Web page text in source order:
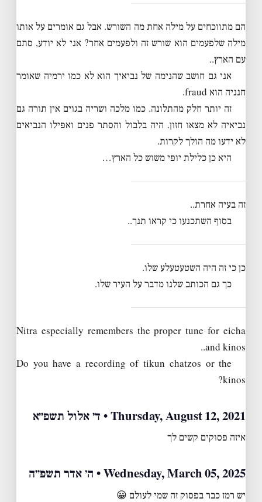
הם מתווכחים על מילה אחת מה השורש. אבל גם אומרים על אותו
מילה שלפעמים הוא שורש זה ולפעמים אחר? אני לא יודע, סתם
עם הארץ..
אני גם חושב שהנימה של נביאיך הוא לא כמו ירמיה שאומר
חנניה הוא fraud.
זה יותר חלק מהתלונה. כמו מלכה ושריה בגוים אין תורה גם
נביאיה לא מצאו חזון. היה בלבול והסתר פנים ואפילו הנביאים
לא ידעו מה הולך לקרות.
היא כן כלילת יופי משוש כל הארץ…
זה בעיה אחרת..
בסוף השתכנעו כי קראו תנך..
כן כי זה היה השטעטעלע שלו.
כך גם הכותב שלנו מדבר על העיר שלו.
Nitra especially remembers the proper tune for eicha
and kinos..
Do you have a recording of tikun chatzos or the
kinos?
Thursday, August 12, 2021 • ד׳ אלול תשפ״א
איזה פסוקים קשים לך
Wednesday, March 05, 2025 • ה׳ אדר תשפ״ה
יש רמז כבר בפסוק זה שמי לעולם 😀